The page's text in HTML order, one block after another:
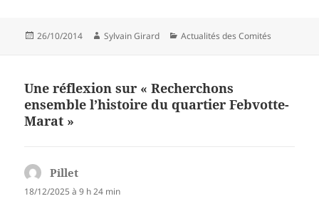
Publié
26/10/2014 Auteur
Sylvain Girard Catégories
Actualités des Comités
Une réflexion sur « Recherchons
ensemble l’histoire du quartier Febvotte-
Marat »
Pillet
18/12/2025 à 9 h 24 min